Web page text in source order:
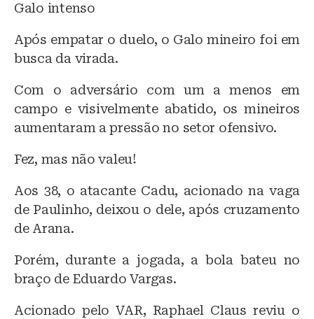
Galo intenso
Após empatar o duelo, o Galo mineiro foi em
busca da virada.
Com o adversário com um a menos em
campo e visivelmente abatido, os mineiros
aumentaram a pressão no setor ofensivo.
Fez, mas não valeu!
Aos 38, o atacante Cadu, acionado na vaga
de Paulinho, deixou o dele, após cruzamento
de Arana.
Porém, durante a jogada, a bola bateu no
braço de Eduardo Vargas.
Acionado pelo VAR, Raphael Claus reviu o